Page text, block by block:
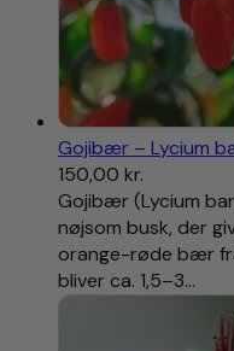
Gojibær – Lycium
150,00 kr.
Gojibær (Lycium
nøjsom busk, der
orange-røde bær
bliver ca. 1,5–3…